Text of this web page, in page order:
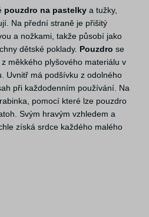
pouzdro na pastelky a tužky,
Na přední straně je přišitý
a nožkami, takže působí jako
dětské poklady. Pouzdro se
měkkého plyšového materiálu v
Uvnitř má podšívku z odolného
při každodenním používání. Na
pomocí které lze pouzdro
Svým hravým vzhledem a
získá srdce každého malého